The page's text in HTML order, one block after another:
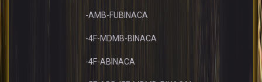
-AMB-FUBINACA
-4F-MDMB-BINACA
-4F-ABINACA